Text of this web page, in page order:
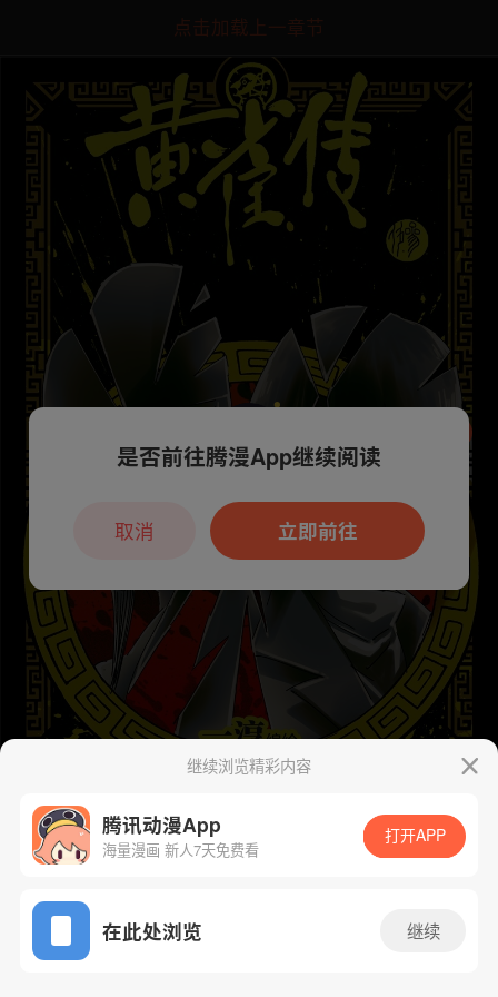
点击加载上一章节
App免费看
下一话 腾漫App免费看
继续浏览精彩内容
腾讯动漫App
海量漫画 新人7天免费看
打开APP
在此处浏览 继续
本章节仅支持App阅读，可打开App新用
户7天免费看
是否前往腾漫App继续阅读
立即前往
取消